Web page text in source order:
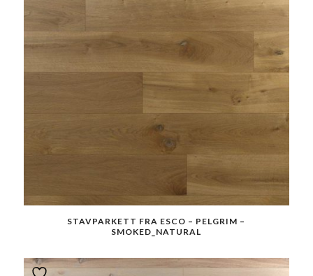
STAVPARKETT FRA ESCO – PELGRIM –
SMOKED_NATURAL